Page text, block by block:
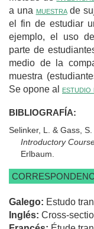
a una muestrade
el fin de estudiar
ejemplo, el uso
parte de
medio de la
muestra
Se opone al estudio
BIBLIOGRAFÍA:
Selinker, L. & Gass, S.
Introductory
Erlbaum.
Galego: Estudo
Inglés: Cross-